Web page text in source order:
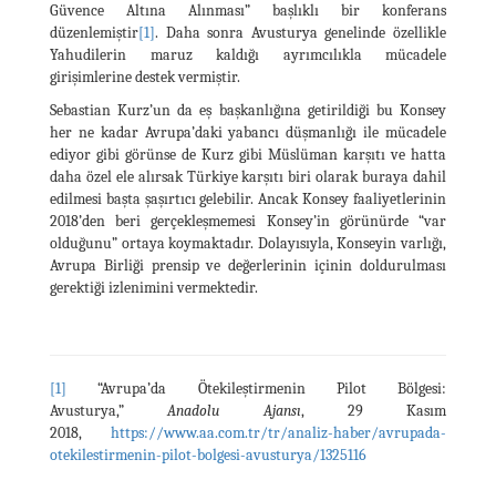
Güvence Altına Alınması” başlıklı bir konferans
düzenlemiştir[1]. Daha sonra Avusturya genelinde özellikle
Yahudilerin maruz kaldığı ayrımcılıkla mücadele
girişimlerine destek vermiştir.
Sebastian Kurz’un da eş başkanlığına getirildiği bu Konsey
her ne kadar Avrupa’daki yabancı düşmanlığı ile mücadele
ediyor gibi görünse de Kurz gibi Müslüman karşıtı ve hatta
daha özel ele alırsak Türkiye karşıtı biri olarak buraya dahil
edilmesi başta şaşırtıcı gelebilir. Ancak Konsey faaliyetlerinin
2018’den beri gerçekleşmemesi Konsey’in görünürde “var
olduğunu” ortaya koymaktadır. Dolayısıyla, Konseyin varlığı,
Avrupa Birliği prensip ve değerlerinin içinin doldurulması
gerektiği izlenimini vermektedir.
[1] “Avrupa’da Ötekileştirmenin Pilot Bölgesi:
Avusturya,”Anadolu Ajansı, 29 Kasım
2018, https://www.aa.com.tr/tr/analiz-haber/avrupada-
otekilestirmenin-pilot-bolgesi-avusturya/1325116